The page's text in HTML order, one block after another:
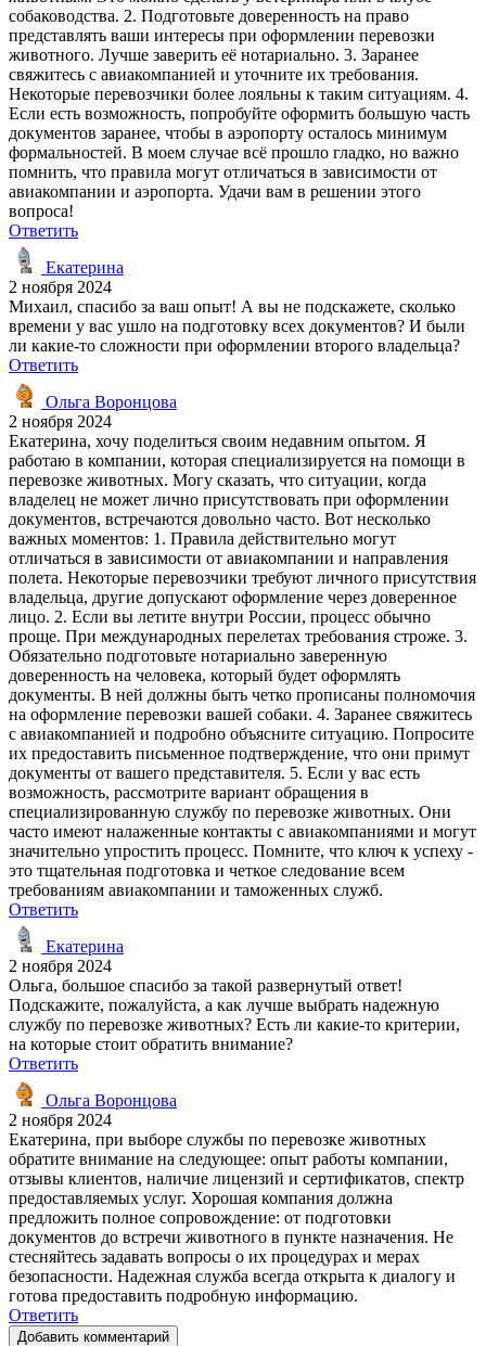
собаководства. 2. Подготовьте доверенность на право
представлять ваши интересы при оформлении перевозки
животного. Лучше заверить её нотариально. 3. Заранее
свяжитесь с авиакомпанией и уточните их требования.
Некоторые перевозчики более лояльны к таким ситуациям. 4.
Если есть возможность, попробуйте оформить большую часть
документов заранее, чтобы в аэропорту осталось минимум
формальностей. В моем случае всё прошло гладко, но важно
помнить, что правила могут отличаться в зависимости от
авиакомпании и аэропорта. Удачи вам в решении этого
вопроса!
Ответить
Екатерина
2 ноября 2024
Михаил, спасибо за ваш опыт! А вы не подскажете, сколько
времени у вас ушло на подготовку всех документов? И были
ли какие-то сложности при оформлении второго владельца?
Ответить
Ольга Воронцова
2 ноября 2024
Екатерина, хочу поделиться своим недавним опытом. Я
работаю в компании, которая специализируется на помощи в
перевозке животных. Могу сказать, что ситуации, когда
владелец не может лично присутствовать при оформлении
документов, встречаются довольно часто. Вот несколько
важных моментов: 1. Правила действительно могут
отличаться в зависимости от авиакомпании и направления
полета. Некоторые перевозчики требуют личного присутствия
владельца, другие допускают оформление через доверенное
лицо. 2. Если вы летите внутри России, процесс обычно
проще. При международных перелетах требования строже. 3.
Обязательно подготовьте нотариально заверенную
доверенность на человека, который будет оформлять
документы. В ней должны быть четко прописаны полномочия
на оформление перевозки вашей собаки. 4. Заранее свяжитесь
с авиакомпанией и подробно объясните ситуацию. Попросите
их предоставить письменное подтверждение, что они примут
документы от вашего представителя. 5. Если у вас есть
возможность, рассмотрите вариант обращения в
специализированную службу по перевозке животных. Они
часто имеют налаженные контакты с авиакомпаниями и могут
значительно упростить процесс. Помните, что ключ к успеху -
это тщательная подготовка и четкое следование всем
требованиям авиакомпании и таможенных служб.
Ответить
Екатерина
2 ноября 2024
Ольга, большое спасибо за такой развернутый ответ!
Подскажите, пожалуйста, а как лучше выбрать надежную
службу по перевозке животных? Есть ли какие-то критерии,
на которые стоит обратить внимание?
Ответить
Ольга Воронцова
2 ноября 2024
Екатерина, при выборе службы по перевозке животных
обратите внимание на следующее: опыт работы компании,
отзывы клиентов, наличие лицензий и сертификатов, спектр
предоставляемых услуг. Хорошая компания должна
предложить полное сопровождение: от подготовки
документов до встречи животного в пункте назначения. Не
стесняйтесь задавать вопросы о их процедурах и мерах
безопасности. Надежная служба всегда открыта к диалогу и
готова предоставить подробную информацию.
Ответить
Добавить комментарий